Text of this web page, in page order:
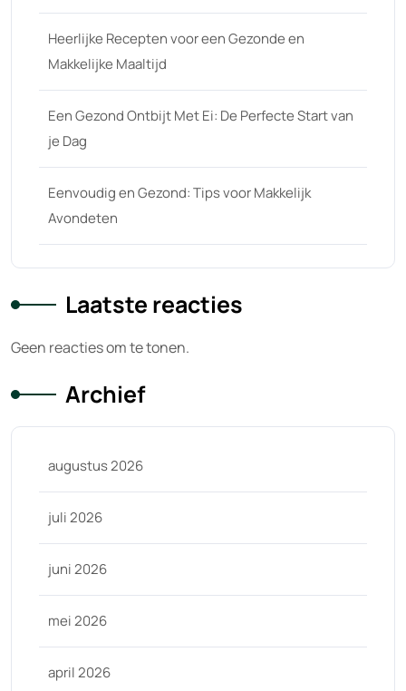
Heerlijke Recepten voor een Gezonde en
Makkelijke Maaltijd
Een Gezond Ontbijt Met Ei: De Perfecte Start van
je Dag
Eenvoudig en Gezond: Tips voor Makkelijk
Avondeten
Laatste reacties
Geen reacties om te tonen.
Archief
augustus 2026
juli 2026
juni 2026
mei 2026
april 2026